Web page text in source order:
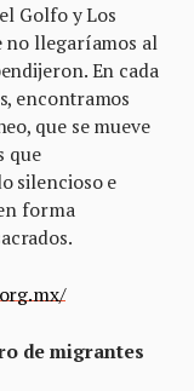
Golfo y Los
no llegaríamos al
En cada
encontramos
que se mueve
que
silencioso e
forma
de migrantes